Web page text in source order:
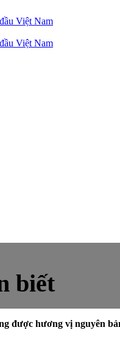
biết
được hương vị nguyên